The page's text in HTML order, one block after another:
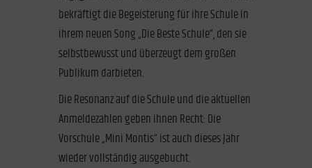
bekräftigt die Begeisterung für ihre Schule in
ihrem neuen Song „Die Beste Schule“, den sie
selbstbewusst und überzeugt dem großen
Publikum darbieten.
Die Resonanz auf die Schule und die aktuellen
Anmeldezahlen geben ihnen Recht: Die
Vorschule „Mini Montis“ ist auch dieses Jahr
wieder vollständig ausgebucht.